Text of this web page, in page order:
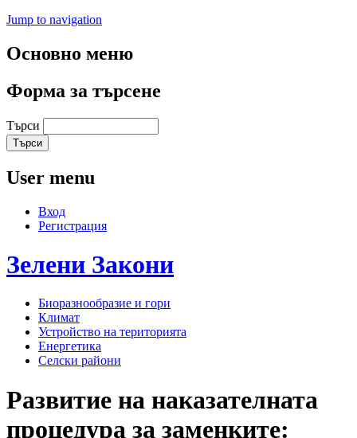
Jump to navigation
Основно меню
Форма за търсене
Търси
User menu
Вход
Регистрация
Зелени Закони
Биоразнообразие и гори
Климат
Устройство на територията
Енергетика
Селски райони
Развитие на наказателната
процедура за заменките: